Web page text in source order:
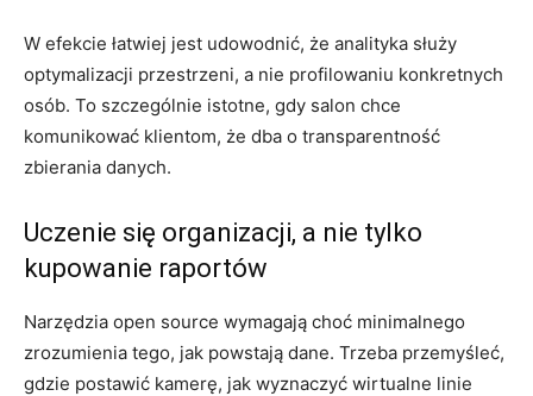
W efekcie łatwiej jest udowodnić, że analityka służy
optymalizacji przestrzeni, a nie profilowaniu konkretnych
osób. To szczególnie istotne, gdy salon chce
komunikować klientom, że dba o transparentność
zbierania danych.
Uczenie się organizacji, a nie tylko
kupowanie raportów
Narzędzia open source wymagają choć minimalnego
zrozumienia tego, jak powstają dane. Trzeba przemyśleć,
gdzie postawić kamerę, jak wyznaczyć wirtualne linie